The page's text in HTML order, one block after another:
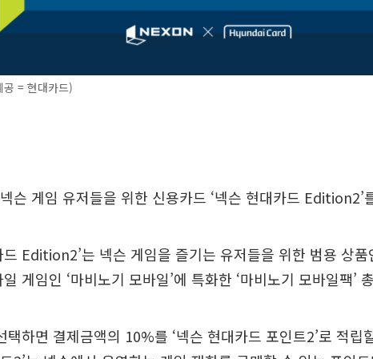
공 = 현대카드)
슨 게임 유저들을 위한 신용카드 ‘넥슨 현대카드 Edition2’
드 Edition2’는 넥슨 게임을 즐기는 유저들을 위한 범용 상품
게임인 ‘마비노기 모바일’에 특화한 ‘마비노기 모바일팩’
택하면 결제금액의 10%를 ‘넥슨 현대카드 포인트2’로 적립